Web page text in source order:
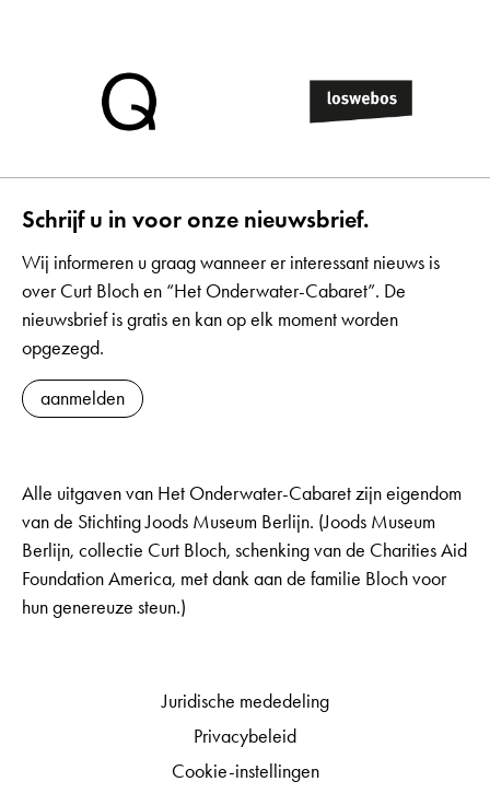
Schrijf u in voor onze nieuwsbrief.
Wij informeren u graag wanneer er interessant nieuws is
over Curt Bloch en “Het Onderwater-Cabaret”. De
nieuwsbrief is gratis en kan op elk moment worden
opgezegd.
aanmelden
Alle uitgaven van Het Onderwater-Cabaret zijn eigendom
van de Stichting Joods Museum Berlijn. (Joods Museum
Berlijn, collectie Curt Bloch, schenking van de Charities Aid
Foundation America, met dank aan de familie Bloch voor
hun genereuze steun.)
Juridische mededeling
Privacybeleid
Cookie-instellingen